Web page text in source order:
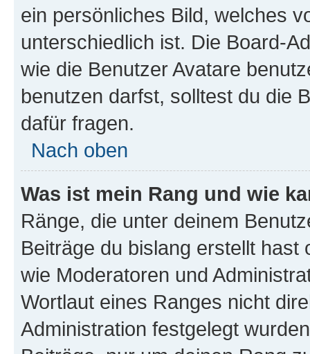
ein persönliches Bild, welches
unterschiedlich ist. Die Board-
wie die Benutzer Avatare
benutzen darfst, solltest du die
dafür fragen.
Nach oben
Was ist mein Rang und wie
Ränge, die unter deinem
Beiträge du bislang erstellt
wie Moderatoren und
Wortlaut eines Ranges nicht
Administration festgelegt